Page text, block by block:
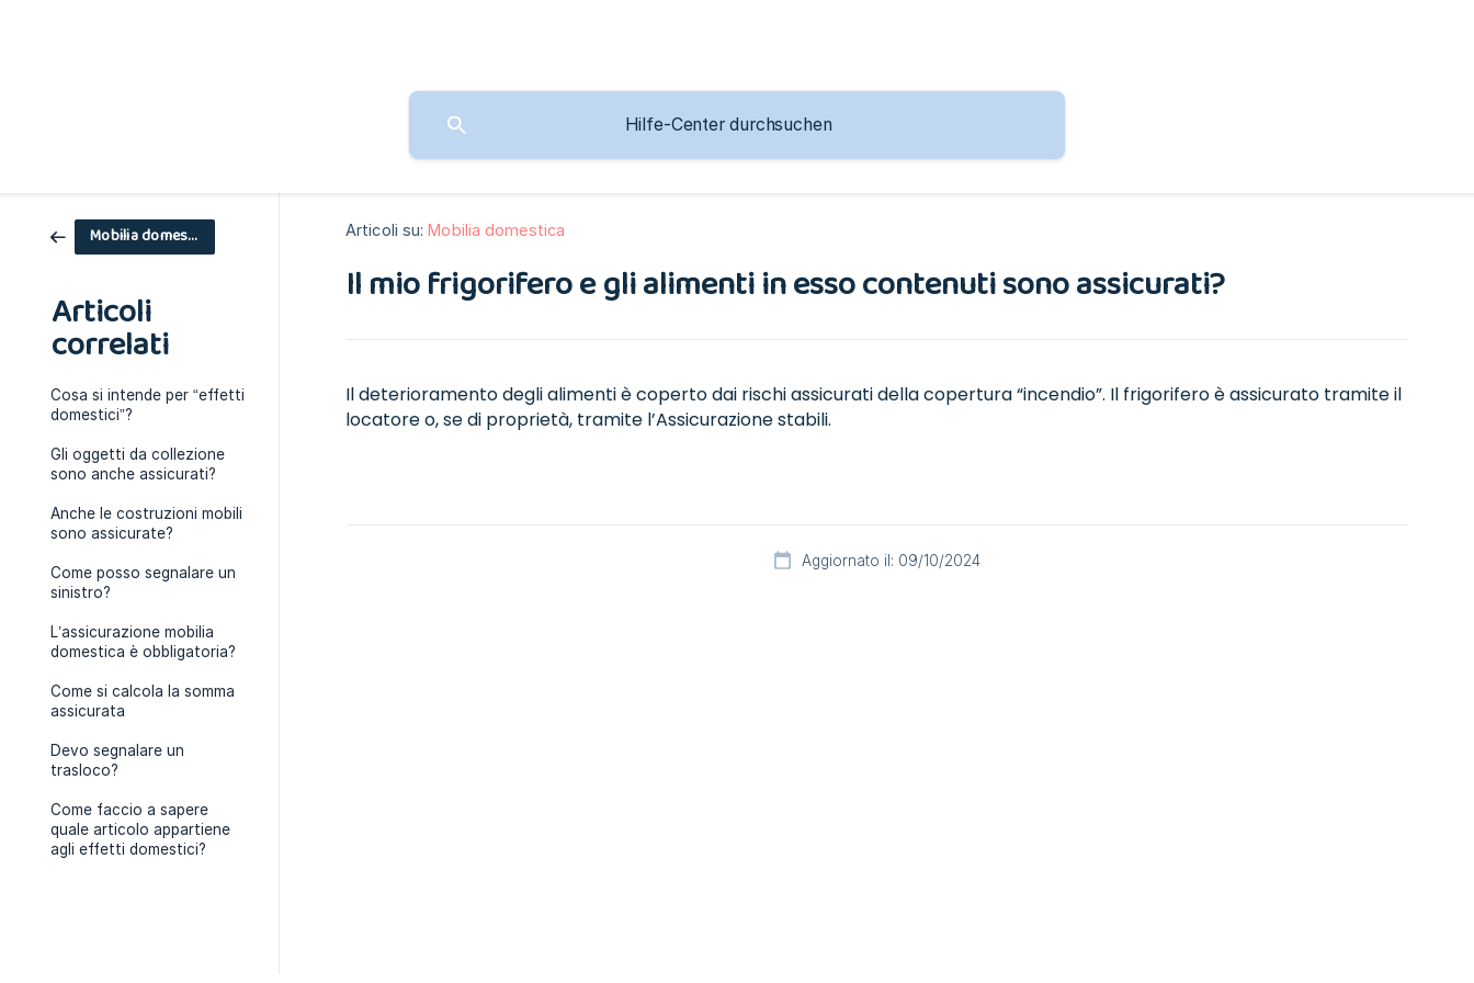
Mobilia domestica
Articoli
correlati
Cosa si intende per “effetti
domestici”?
Gli oggetti da collezione
sono anche assicurati?
Anche le costruzioni mobili
sono assicurate?
Come posso segnalare un
sinistro?
L’assicurazione mobilia
domestica è obbligatoria?
Come si calcola la somma
assicurata
Devo segnalare un
trasloco?
Come faccio a sapere
quale articolo appartiene
agli effetti domestici?
Articoli su: Mobilia domestica
Il mio frigorifero e gli alimenti in esso contenuti sono assicurati?
Il deterioramento degli alimenti è coperto dai rischi assicurati della copertura “incendio”. Il frigorifero è assicurato tramite il
locatore o, se di proprietà, tramite l’Assicurazione stabili.
Aggiornato il: 09/10/2024